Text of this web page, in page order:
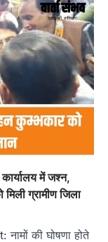
में जश्न,
ग्रामीण जिला
की घोषणा होते